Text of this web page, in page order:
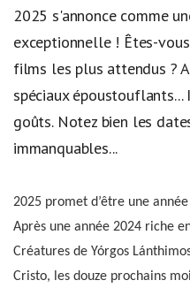
2025 s'annonce comme
exceptionnelle ! Êtes-
films les plus attendus ?
spéciaux
goûts. Notez bien les
immanquables...
2025 promet d’être une
Après une année 2024 riche
Créatures de Yórgos
Cristo, les douze prochains